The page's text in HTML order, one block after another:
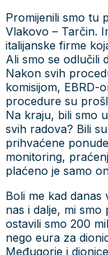
Promijenili smo tu
Vlakovo – Tarčin.
italijanske firme
Ali smo se odlučili
Nakon svih
komisijom, EBRD-
procedure su
Na kraju, bili smo
svih radova? Bili
prihvaćene
monitoring,
plaćeno je samo
Boli me kad danas
nas i dalje, mi
ostavili smo 200
nego eura za
Međugorje i